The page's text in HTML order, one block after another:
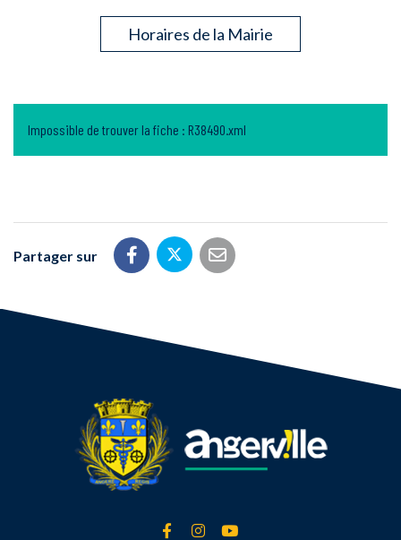
Horaires de la Mairie
Impossible de trouver la fiche : R38490.xml
Partager sur Partager sur Facebook
Partager sur Twitter
Partager par email
Lien vers le compte Facebook
Lien vers le compte